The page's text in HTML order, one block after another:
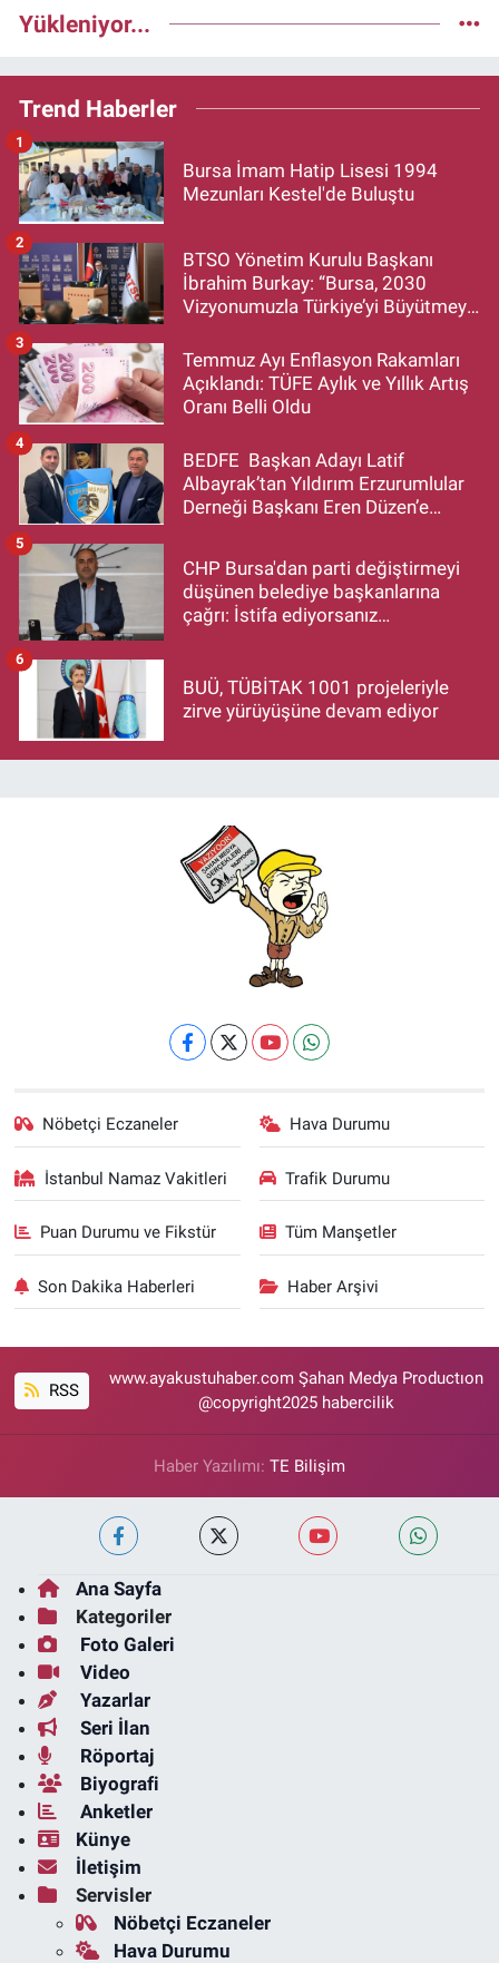
Yükleniyor...
Trend Haberler
Bursa İmam Hatip Lisesi 1994
Mezunları Kestel'de Buluştu
1
BTSO Yönetim Kurulu Başkanı
İbrahim Burkay: “Bursa, 2030
Vizyonumuzla Türkiye’yi Büyütmeye
2
Temmuz Ayı Enflasyon Rakamları
Açıklandı: TÜFE Aylık ve Yıllık Artış
Oranı Belli Oldu
3
BEDFE Başkan Adayı Latif
Albayrak’tan Yıldırım Erzurumlular
Derneği Başkanı Eren Düzen’e
4
CHP Bursa'dan parti değiştirmeyi
düşünen belediye başkanlarına
çağrı: İstifa ediyorsanız
5
BUÜ, TÜBİTAK 1001 projeleriyle
zirve yürüyüşüne devam ediyor
6
Nöbetçi Eczaneler Hava Durumu
İstanbul Namaz Vakitleri Trafik Durumu
Puan Durumu ve Fikstür Tüm Manşetler
Son Dakika Haberleri Haber Arşivi
RSS
www.ayakustuhaber.com Şahan Medya Productıon
@copyright2025 habercilik
Haber Yazılımı: TE Bilişim
Ana Sayfa
Kategoriler
Foto Galeri
Video
Yazarlar
Seri İlan
Röportaj
Biyografi
Anketler
Künye
İletişim
Servisler
Nöbetçi Eczaneler
Hava Durumu